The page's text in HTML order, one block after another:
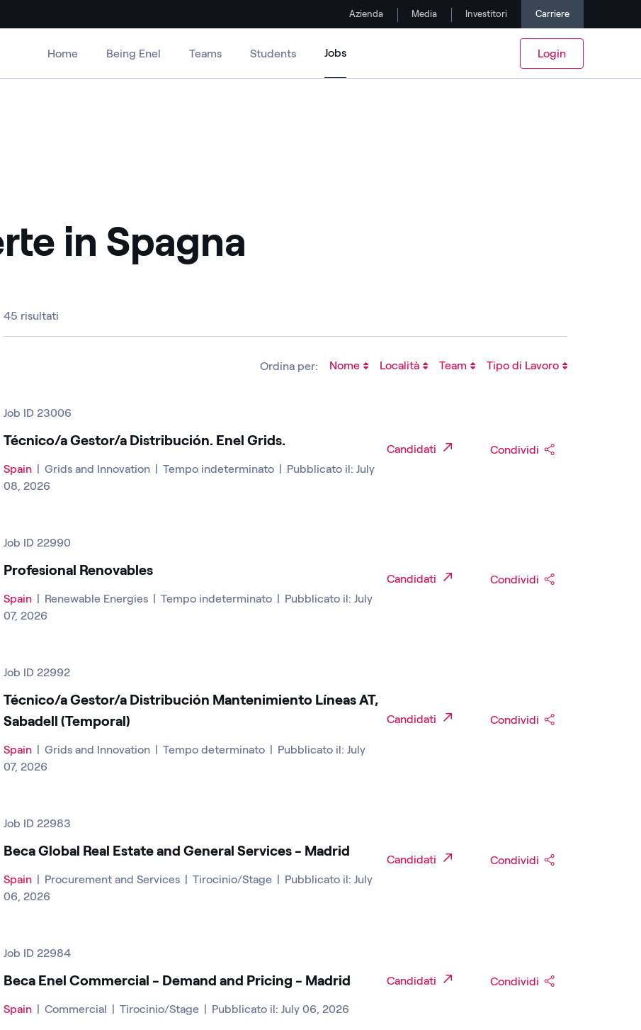
Azienda Media Investitori Carriere
Home Being Enel Teams Students Jobs Login
in Spagna
45 risultati
Ordina per:
Job ID 23006
Técnico/a Gestor/a Distribución. Enel Grids.
Spain | Grids and Innovation | Tempo indeterminato | Pubblicato il: July
08, 2026
Candidati Condividi
Job ID 22990
Profesional Renovables
Spain | Renewable Energies | Tempo indeterminato | Pubblicato il: July
07, 2026
Candidati Condividi
Job ID 22992
Técnico/a Gestor/a Distribución Mantenimiento Líneas AT,
Sabadell (Temporal)
Spain | Grids and Innovation | Tempo determinato | Pubblicato il: July
07, 2026
Candidati Condividi
Job ID 22983
Beca Global Real Estate and General Services - Madrid
Spain | Procurement and Services | Tirocinio/Stage | Pubblicato il: July
06, 2026
Candidati Condividi
Job ID 22984
Beca Enel Commercial - Demand and Pricing - Madrid
Spain | Commercial | Tirocinio/Stage | Pubblicato il: July 06, 2026
Candidati Condividi